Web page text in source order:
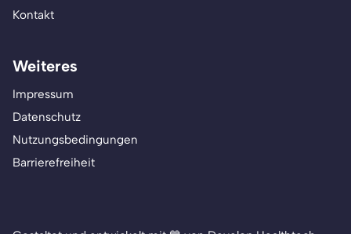
Kontakt
Weiteres
Impressum
Datenschutz
Nutzungsbedingungen
Barrierefreiheit